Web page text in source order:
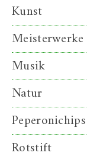
Kunst
Meisterwerke
Musik
Natur
Peperonichips
Rotstift